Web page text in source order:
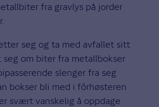
fra gravlys på jorder
seg og ta med avfallet sitt
om biter fra metallbokser
slenger fra seg
bokser bli med i fôrhøsteren
svært vanskelig å oppdage